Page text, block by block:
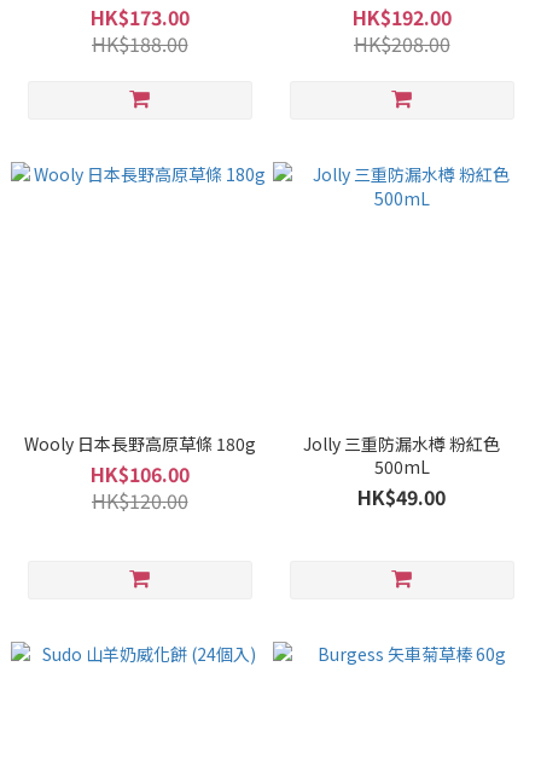
HK$173.00
HK$188.00
HK$192.00
HK$208.00
Wooly 日本長野高原草條 180g
HK$106.00
HK$120.00
Jolly 三重防漏水樽 粉紅色
500mL
HK$49.00